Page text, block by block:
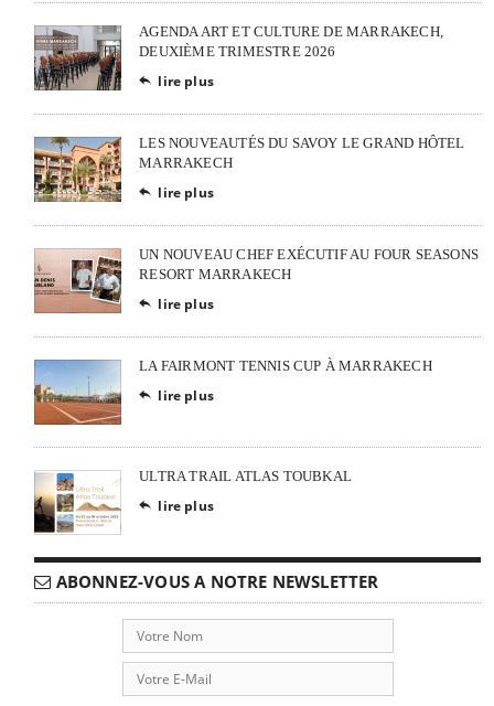
AGENDA ART ET CULTURE DE MARRAKECH,
DEUXIÈME TRIMESTRE 2026
 lire plus
LES NOUVEAUTÉS DU SAVOY LE GRAND HÔTEL
MARRAKECH
 lire plus
UN NOUVEAU CHEF EXÉCUTIF AU FOUR SEASONS
RESORT MARRAKECH
 lire plus
LA FAIRMONT TENNIS CUP À MARRAKECH
 lire plus
ULTRA TRAIL ATLAS TOUBKAL
 lire plus
ABONNEZ-VOUS A NOTRE NEWSLETTER